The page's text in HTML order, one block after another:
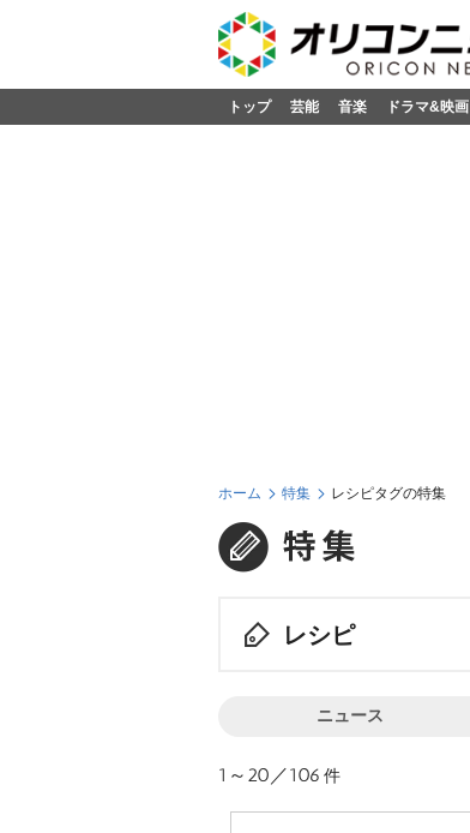
トップ 芸能 音楽 ドラマ&映画
ホーム 特集 レシピタグの特集
レシピ
ニュース
1～20／106 件